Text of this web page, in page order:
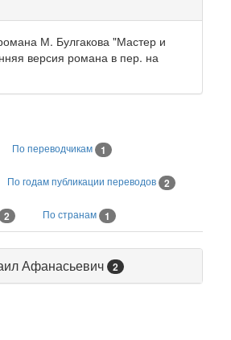
М. Булгакова "Мастер и
версия романа в пер. на
По переводчикам 1
По годам публикации переводов 2
2 По странам 1
Афанасьевич 2